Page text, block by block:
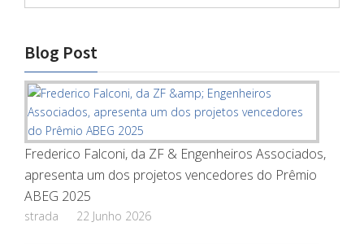
Blog Post
Frederico Falconi, da ZF & Engenheiros Associados,
apresenta um dos projetos vencedores do Prêmio
ABEG 2025
strada 22 Junho 2026